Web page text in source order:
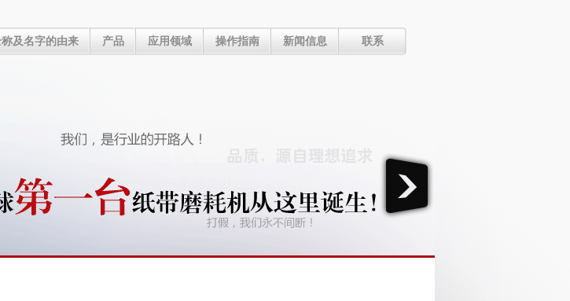
及名字的由来 产品 应用领域 操作指南 新闻信息 联系